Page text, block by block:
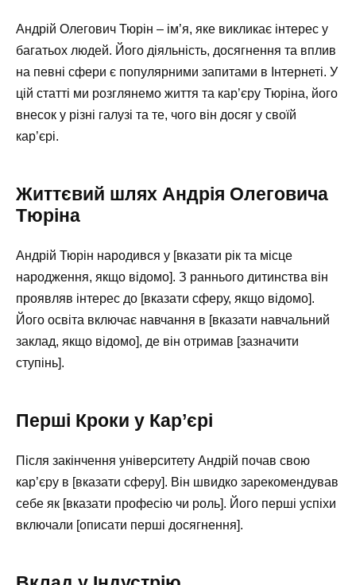
Андрій Олегович Тюрін – ім’я, яке викликає інтерес у
багатьох людей. Його діяльність, досягнення та вплив
на певні сфери є популярними запитами в Інтернеті. У
цій статті ми розглянемо життя та кар’єру Тюріна, його
внесок у різні галузі та те, чого він досяг у своїй
кар’єрі.
Життєвий шлях Андрія Олеговича
Тюріна
Андрій Тюрін народився у [вказати рік та місце
народження, якщо відомо]. З раннього дитинства він
проявляв інтерес до [вказати сферу, якщо відомо].
Його освіта включає навчання в [вказати навчальний
заклад, якщо відомо], де він отримав [зазначити
ступінь].
Перші Кроки у Кар’єрі
Після закінчення університету Андрій почав свою
кар’єру в [вказати сферу]. Він швидко зарекомендував
себе як [вказати професію чи роль]. Його перші успіхи
включали [описати перші досягнення].